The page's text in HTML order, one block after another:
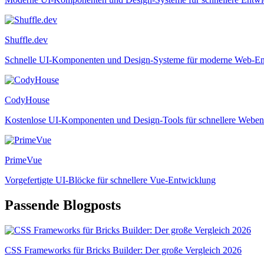
Shuffle.dev
Schnelle UI-Komponenten und Design-Systeme für moderne Web-
CodyHouse
Kostenlose UI-Komponenten und Design-Tools für schnellere
PrimeVue
Vorgefertigte UI-Blöcke für schnellere Vue-Entwicklung
Passende Blogposts
CSS Frameworks für Bricks Builder: Der große Vergleich 2026